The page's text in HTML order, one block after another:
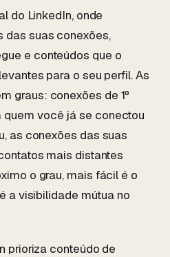
do LinkedIn, onde
suas conexões,
e conteúdos que o
para o seu perfil. As
graus: conexões de 1º
você já se conectou
as conexões das suas
mais distantes
o grau, mais fácil é o
a visibilidade mútua no
prioriza conteúdo de